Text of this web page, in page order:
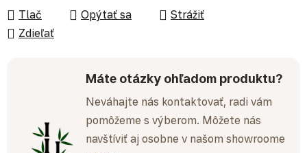
Tlač Opýtať sa
Strážiť
Zdieľať
Máte otázky ohľadom produktu?
Neváhajte nás kontaktovať, radi vám
pomôžeme s výberom. Môžete nás
navštíviť aj osobne v našom showroome